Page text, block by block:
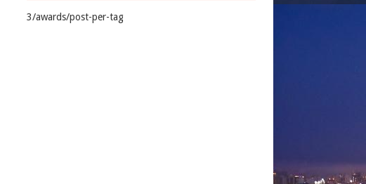
3/awards/post-per-tag